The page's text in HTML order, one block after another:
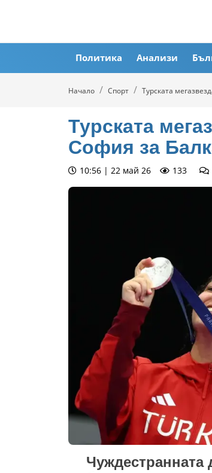
Политика Анализи
Начало Спорт Турската
Турската
София за
10:56 | 22 май 26 133
Чуждестранната